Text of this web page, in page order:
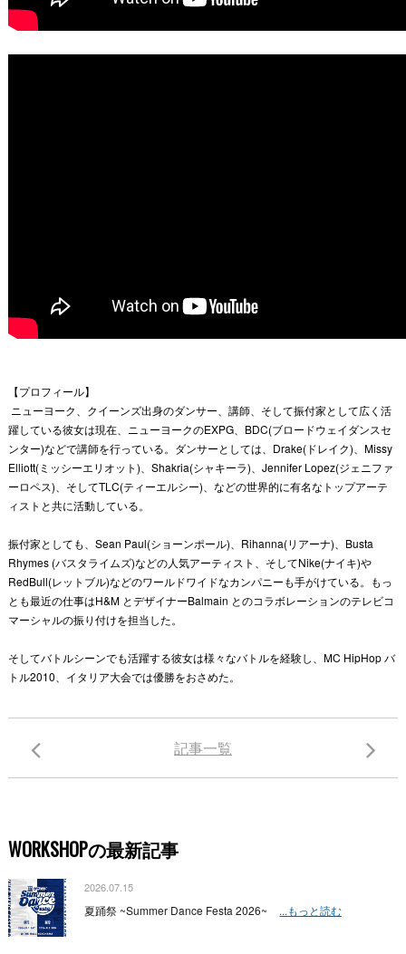
【プロフィール】
ニューヨーク、クイーンズ出身のダンサー、講師、そして振付家として広く活
躍している彼女は現在、ニューヨークのEXPG、BDC(ブロードウェイダンスセ
ンター)などで講師を行っている。ダンサーとしては、Drake(ドレイク)、Missy
Elliott(ミッシーエリオット)、Shakria(シャキーラ)、Jennifer Lopez(ジェニファ
ーロペス)、そしてTLC(ティーエルシー)、などの世界的に有名なトップアーテ
ィストと共に活動している。
振付家としても、Sean Paul(ショーンポール)、Rihanna(リアーナ)、Busta
Rhymes (バスタライムズ)などの人気アーティスト、そしてNike(ナイキ)や
RedBull(レットブル)などのワールドワイドなカンパニーも手がけている。もっ
とも最近の仕事はH&M とデザイナーBalmain とのコラボレーションのテレビコ
マーシャルの振り付けを担当した。
そしてバトルシーンでも活躍する彼女は様々なバトルを経験し、MC HipHop バ
トル2010、イタリア大会では優勝をおさめた。
記事一覧
WORKSHOPの最新記事
2026.07.15
夏踊祭 ~Summer Dance Festa 2026~ ...もっと読む